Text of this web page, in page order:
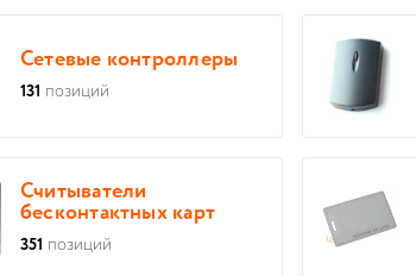
Сетевые контроллеры
131 позиций
Считыватели
бесконтактных карт
351 позиций